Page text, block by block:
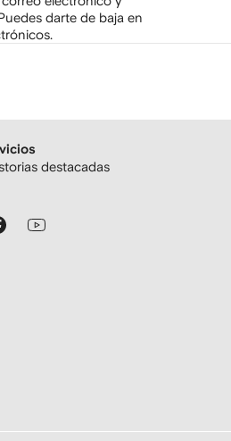
darte de baja en
destacadas